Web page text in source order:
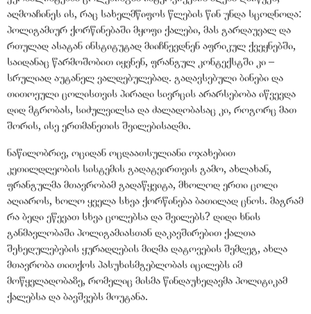
აღმოაჩინეს ის, რაც სახელმწიფოს წლების წინ უნდა სცოდნოდა:
პოლიგამიურ ქორწინებაში მყოფი ქალები, მას გარდაუვალ და
რთულად ასატან ინსტიტუტად მიიჩნევდნენ აფრიკულ ქვეყნებში,
საიდანაც წარმოშობით იყვნენ, ფრანგულ კონტექსტში კი –
სრულიად აუტანელ ვალდებულებად. გადავსებული ბინები და
თითოეული ცოლისთვის პირადი სივრცის არარსებობა იწვევდა
დიდ მტრობას, სიძულვილსა და ძალადობასაც კი, როგორც მათ
შორის, ისე ერთმანეთის შვილებისადმი.
ნაწილობრივ, ოციდან ოცდაათსულიანი ოჯახებით
კეთილდღეობის სისტემის გადატვირთვის გამო, ახლახან,
ფრანგულმა მთავრობამ გადაწყვიტა, მხოლოდ ერთი ცოლი
აღიაროს, ხოლო ყველა სხვა ქორწინება ბათილად ცნოს. მაგრამ
რა ბედი ეწევათ სხვა ცოლებსა და შვილებს? დიდი ხნის
განმავლობაში პოლიგამიასთან დაკავშირებით ქალთა
შეხედულებების ყურადღების მიღმა დატოვების შემდეგ, ახლა
მთავრობა თითქოს პასუხისმგებლობას იცილებს იმ
მოწყვლადობაზე, რომელიც მისმა წინდაუხედავმა პოლიტიკამ
ქალებსა და ბავშვებს მოუტანა.